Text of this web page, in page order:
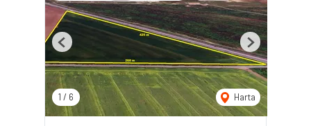
1 / 6 Harta
Previous Next